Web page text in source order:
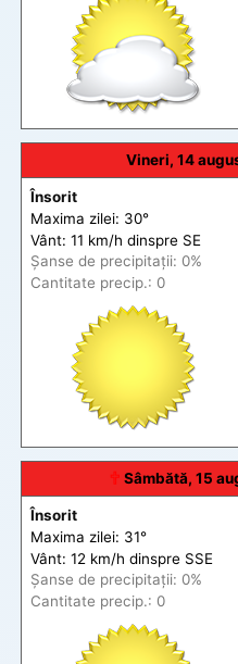
Vineri, 14
Însorit
Maxima zilei: 30°
Vânt: 11 km/h dinspre SE
Șanse de precipitații: 0%
Cantitate precip.: 0
🕆 Sâmbătă, 15
Însorit
Maxima zilei: 31°
Vânt: 12 km/h dinspre SSE
Șanse de precipitații: 0%
Cantitate precip.: 0